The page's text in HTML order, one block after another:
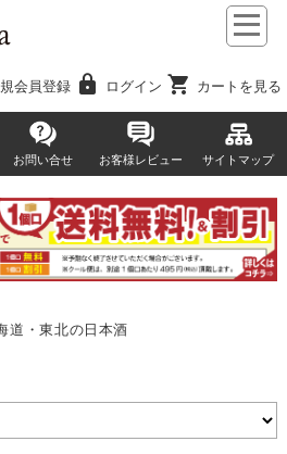
会員登録 lock ログイン shopping_cart カートを見る
お問い合せ お客様レビュー サイトマップ
道・東北の日本酒